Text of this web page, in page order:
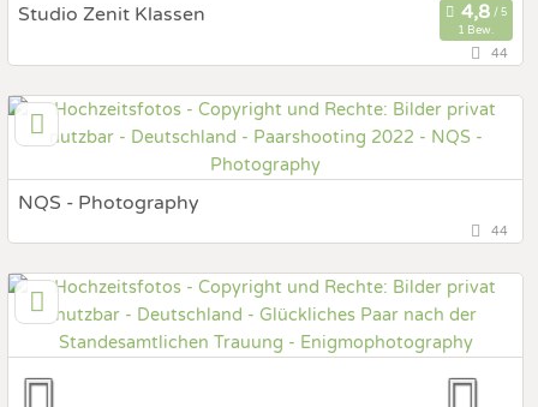
Studio Zenit Klassen
1 Bew.
Art des Shootings:
Prewedding Shooting
Hochzeits Shooting
Portrait Hochzeitsshooting
44
NQS - Photography
54314 Zerf, Rheinland-Pfalz, Deutschland
Art des Shootings:
Prewedding Shooting
Hochzeits Shooting
Fotostory
Fotobox mit Zubehör
44